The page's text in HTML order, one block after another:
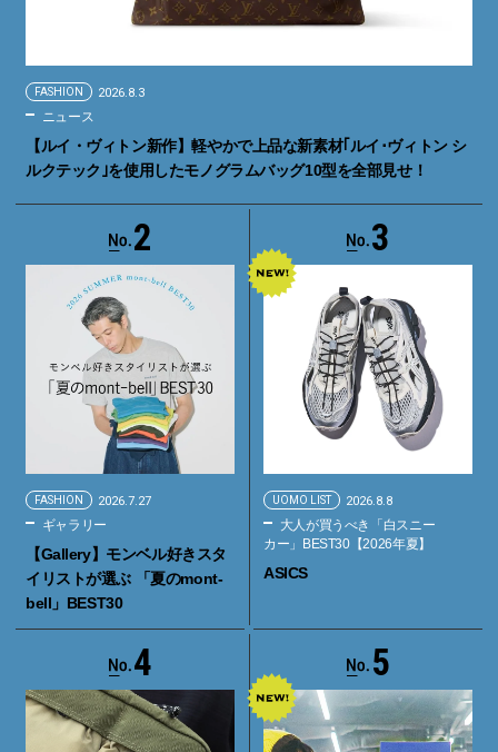
FASHION 2026.8.3
ニュース
【ルイ・ヴィトン新作】軽やかで上品な新素材｢ルイ･ヴィトン シ
ルクテック｣を使用したモノグラムバッグ10型を全部見せ！
2
FASHION 2026.7.27
ギャラリー
【Gallery】モンベル好きスタ
イリストが選ぶ 「夏のmont-
bell」BEST30
3
UOMO LIST 2026.8.8
大人が買うべき「白スニー
カー」BEST30【2026年夏】
ASICS
4 5